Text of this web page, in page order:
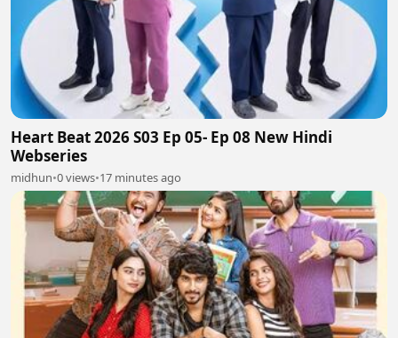
Heart Beat 2026 S03 Ep 05- Ep 08 New Hindi
Webseries
midhun•0 views•17 minutes ago